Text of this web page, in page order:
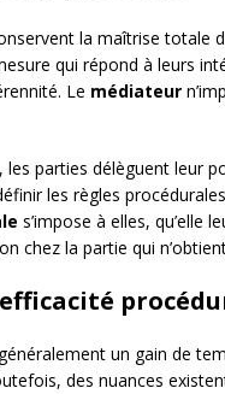
la maîtrise totale
qui répond à leurs
Le médiateur
, les parties délèguent leur
les règles
s’impose à elles, qu’elle
chez la partie qui
un gain de
des nuances